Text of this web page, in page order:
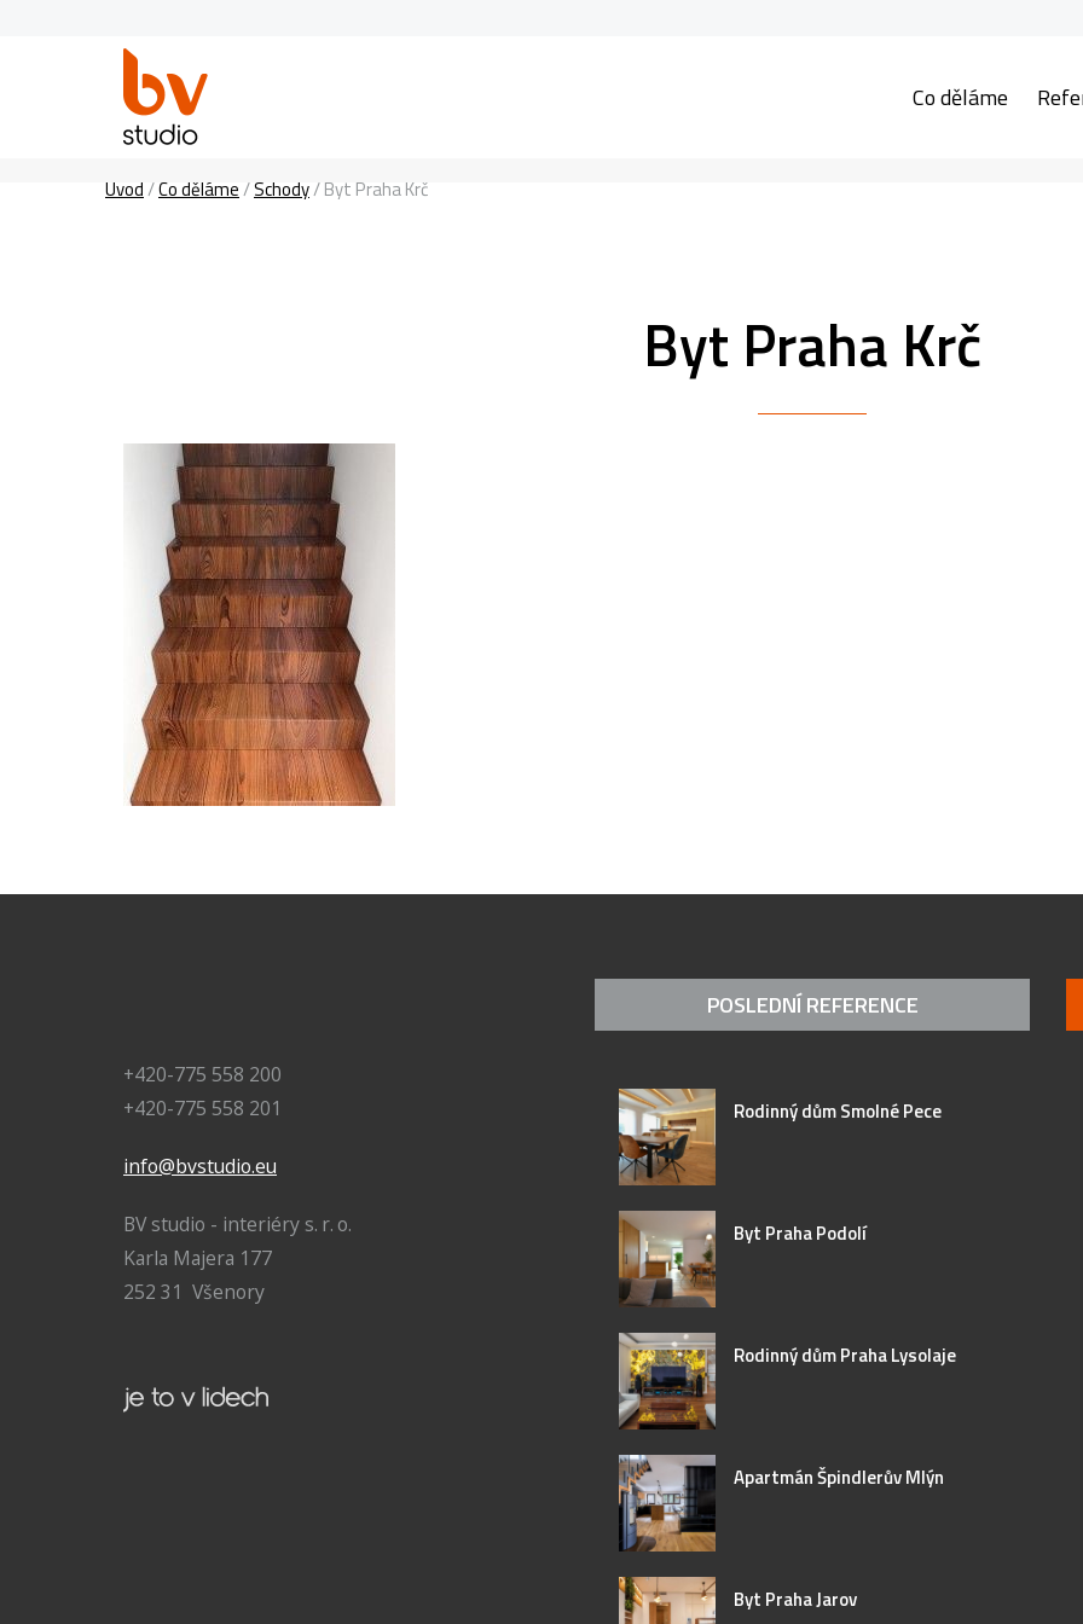
Co děláme
Úvod/Co děláme/Schody/Byt Praha Krč
Byt Praha Krč
+420-775 558 200
+420-775 558 201
info@bvstudio.eu
BV studio - interiéry s. r. o.
Karla Majera 177
252 31 Všenory
POSLEDNÍ REFERENCE
Rodinný dům Smolné Pece
Byt Praha Podolí
Rodinný dům Praha Lysolaje
Apartmán Špindlerův Mlýn
Byt Praha Jarov